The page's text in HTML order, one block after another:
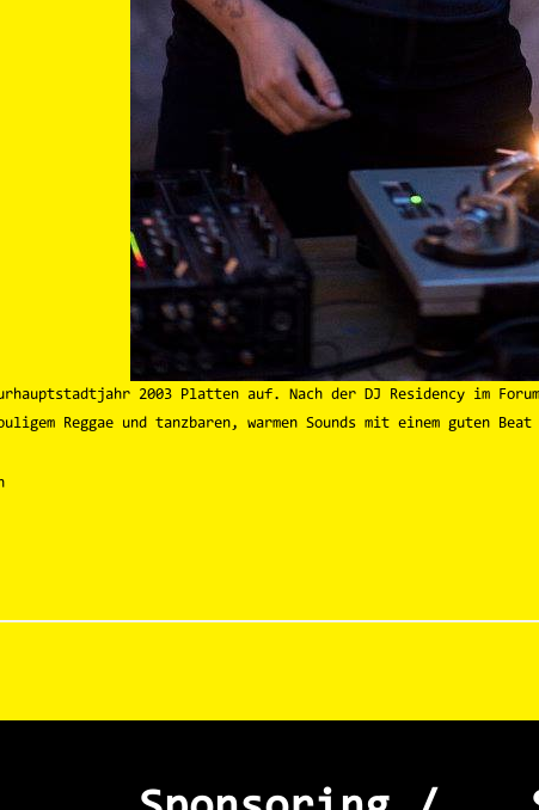
2003 Platten auf. Nach der DJ Residency im
Reggae und tanzbaren, warmen Sounds mit einem guten